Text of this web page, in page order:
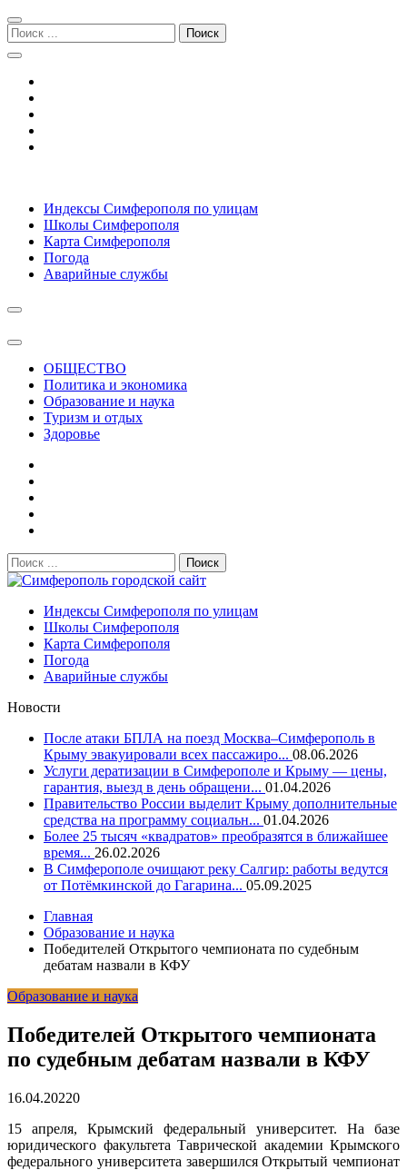
Перейти
к
навигации
Перейти
к
содержимому
Поиск:
Симферополь городской сайт
Индексы Симферополя по улицам
Школы Симферополя
Карта Симферополя
Погода
Аварийные службы
ОБЩЕСТВО
Политика и экономика
Образование и наука
Туризм и отдых
Здоровье
Поиск:
Симферополь городской сайт
Индексы Симферополя по улицам
Школы Симферополя
Карта Симферополя
Погода
Аварийные службы
Новости
После атаки БПЛА на поезд Москва–Симферополь в
Крыму эвакуировали всех пассажиро... 08.06.2026
Услуги дератизации в Симферополе и Крыму — цены,
гарантия, выезд в день обращени... 01.04.2026
Правительство России выделит Крыму дополнительные
средства на программу социальн... 01.04.2026
Более 25 тысяч «квадратов» преобразятся в ближайшее
время... 26.02.2026
В Симферополе очищают реку Салгир: работы ведутся
от Потёмкинской до Гагарина... 05.09.2025
Главная
Образование и наука
Победителей Открытого чемпионата по судебным
дебатам назвали в КФУ
Образование и наука
Победителей Открытого чемпионата
по судебным дебатам назвали в КФУ
16.04.20220
15 апреля, Крымский федеральный университет. На базе
юридического факультета Таврической академии Крымского
федерального университета завершился Открытый чемпионат